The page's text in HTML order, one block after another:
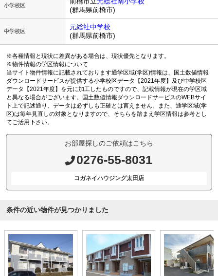
小学校区
(群馬県前橋市)
中学校区
元総社中学校
(群馬県前橋市)
※各種情報と現状に差異がある場合は、現状優先となります。
※物件情報の学区情報について
当サイト物件情報に記載されております通学区域(学区)情報は、国土数値情報
ダウンロードサービスが提供する小学校区データ【2021年度】及び中学校区
データ【2021年度】を元に加工したものですので、記載情報が現在の学区域
と異なる場合がございます。国土数値情報ダウンロードサービスのWEBサイ
ト上で記述通り、データは必ずしも正確とは言えません。また、通学区域(学
区)は毎年見直しの対象となりますので、そちらを踏まえ学区情報は参考とし
てご活用下さい。
お部屋探しのご依頼はこちら
0276-55-8031
コガネイハウジング太田店
条件の近い物件が見つかりました